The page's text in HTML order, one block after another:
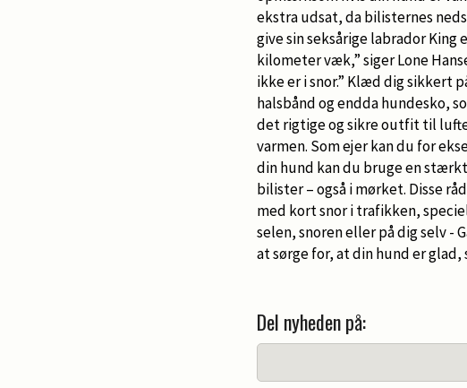
ekstra udsat, da bilisternes
give sin seksårige labrador
kilometer væk,” siger Lone
ikke er i snor.” Klæd dig sikkert
halsbånd og endda hundesko,
det rigtige og sikre outfit til
varmen. Som ejer kan du for
din hund kan du bruge en
bilister – også i mørket. Disse
med kort snor i trafikken,
selen, snoren eller på dig selv -
at sørge for, at din hund er
Del nyheden på: